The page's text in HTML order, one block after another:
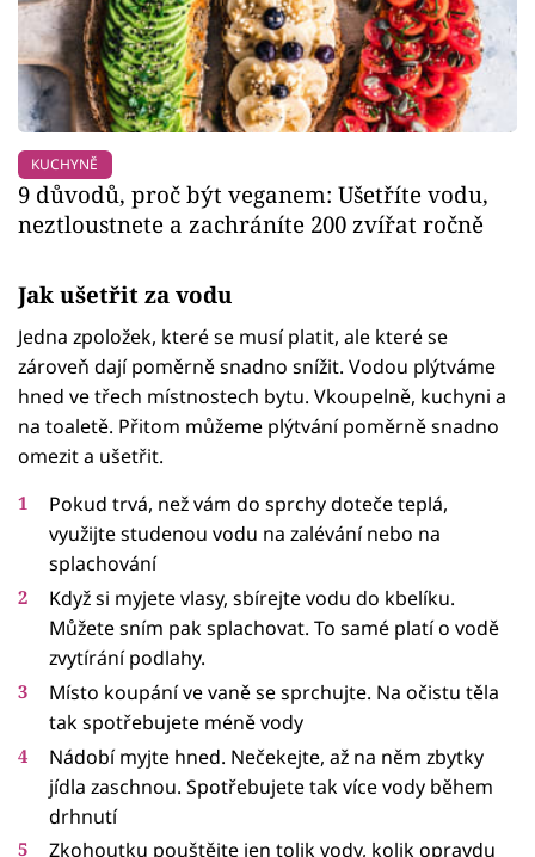
KUCHYNĚ
9 důvodů, proč být veganem: Ušetříte vodu,
neztloustnete a zachráníte 200 zvířat ročně
Jak ušetřit za vodu
Jedna zpoložek, které se musí platit, ale které se
zároveň dají poměrně snadno snížit. Vodou plýtváme
hned ve třech místnostech bytu. Vkoupelně, kuchyni a
na toaletě. Přitom můžeme plýtvání poměrně snadno
omezit a ušetřit.
Pokud trvá, než vám do sprchy doteče teplá,
využijte studenou vodu na zalévání nebo na
splachování
Když si myjete vlasy, sbírejte vodu do kbelíku.
Můžete sním pak splachovat. To samé platí o vodě
zvytírání podlahy.
Místo koupání ve vaně se sprchujte. Na očistu těla
tak spotřebujete méně vody
Nádobí myjte hned. Nečekejte, až na něm zbytky
jídla zaschnou. Spotřebujete tak více vody během
drhnutí
Zkohoutku pouštějte jen tolik vody, kolik opravdu